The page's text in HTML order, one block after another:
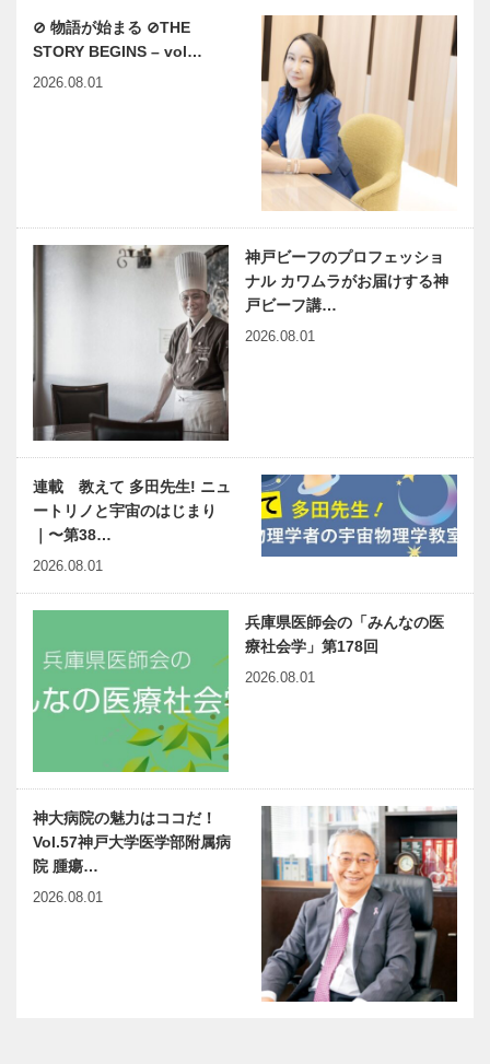
⊘ 物語が始まる ⊘THE
STORY BEGINS – vol…
2026.08.01
神戸ビーフのプロフェッショ
ナル カワムラがお届けする神
戸ビーフ講…
2026.08.01
連載 教えて 多田先生! ニュ
ートリノと宇宙のはじまり
｜〜第38…
2026.08.01
兵庫県医師会の「みんなの医
療社会学」第178回
2026.08.01
神大病院の魅力はココだ！
Vol.57神戸大学医学部附属病
院 腫瘍…
2026.08.01